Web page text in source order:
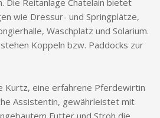
Die Reitanlage Chatelain bietet
wie Dressur- und Springplätze,
Waschplatz und Solarium.
Koppeln bzw. Paddocks zur
Kurtz, eine erfahrene Pferdewirtin
Assistentin, gewährleistet mit
Futter und Stroh die